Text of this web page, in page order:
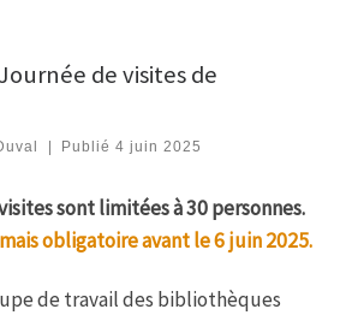
de visites de
Publié4 juin 2025
sont limitées à 30 personnes.
obligatoire avant le 6 juin 2025.
de travail des bibliothèques